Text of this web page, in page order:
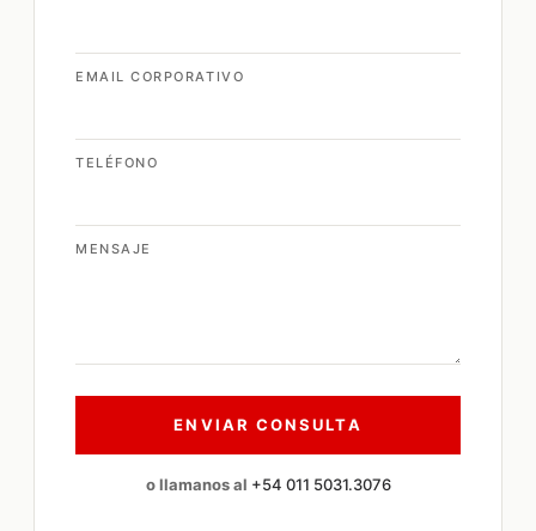
EMAIL CORPORATIVO
TELÉFONO
MENSAJE
o llamanos al +54 011 5031.3076